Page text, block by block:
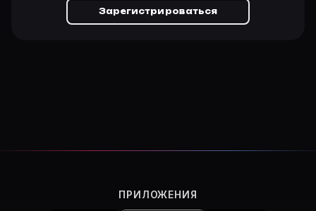
Зарегистрироваться
ПРИЛОЖЕНИЯ